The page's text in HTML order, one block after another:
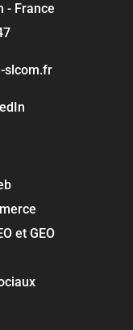
- France
slcom.fr
et GEO